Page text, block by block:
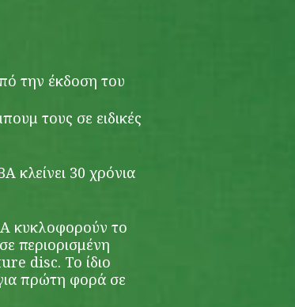
την έκδοση του
τους σε ειδικές
κλείνει 30 χρόνια
κυκλοφορούν το
περιορισμένη
disc. Το ίδιο
πρώτη φορά σε